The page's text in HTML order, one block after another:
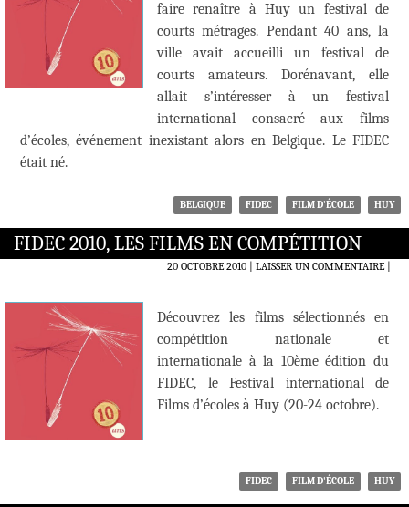
faire renaître à Huy un festival de
courts métrages. Pendant 40 ans, la
ville avait accueilli un festival de
courts amateurs. Dorénavant, elle
allait s’intéresser à un festival
international consacré aux films
d’écoles, événement inexistant alors en Belgique. Le FIDEC
était né.
BELGIQUE FIDEC FILM D'ÉCOLE HUY
FIDEC 2010, LES FILMS EN COMPÉTITION
20 OCTOBRE 2010 LAISSER UN COMMENTAIRE|
Découvrez les films sélectionnés en
compétition nationale et
internationale à la 10ème édition du
FIDEC, le Festival international de
Films d’écoles à Huy (20-24 octobre).
FIDEC FILM D'ÉCOLE HUY